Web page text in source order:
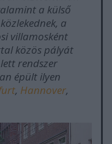
a külső
a
villamosként
közös pályát
rendszer
épült ilyen
, Hannover,